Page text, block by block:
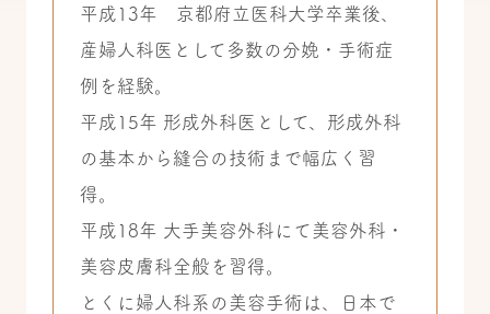
平成13年 京都府立医科大学卒業後、
産婦人科医として多数の分娩・手術症
例を経験。
平成15年 形成外科医として、形成外科
の基本から縫合の技術まで幅広く習
得。
平成18年 大手美容外科にて美容外科・
美容皮膚科全般を習得。
とくに婦人科系の美容手術は、日本で